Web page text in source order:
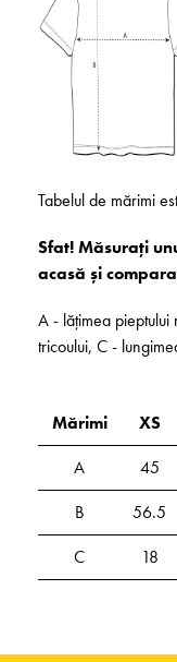
Tabelul de mărimi
Sfat! Măsurați
acasă și
A - lățimea pieptului
tricoului, C -
Mărimi XS
A
45
B
56.5
C
18